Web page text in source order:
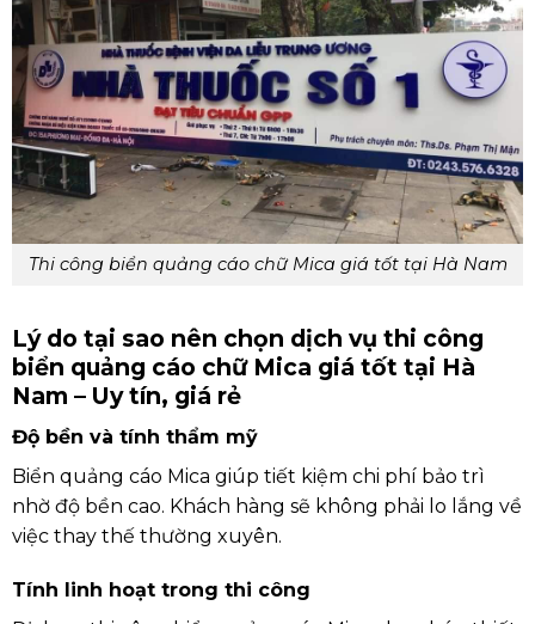
Thi công biển quảng cáo chữ Mica giá tốt tại Hà Nam
Lý do tại sao nên chọn dịch vụ thi công
biển quảng cáo chữ Mica giá tốt tại Hà
Nam – Uy tín, giá rẻ
Độ bền và tính thẩm mỹ
Biển quảng cáo Mica giúp tiết kiệm chi phí bảo trì
nhờ độ bền cao. Khách hàng sẽ không phải lo lắng về
việc thay thế thường xuyên.
Tính linh hoạt trong thi công